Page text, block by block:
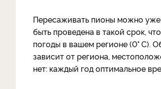
Пересаживать пионы можно уже
быть проведена в такой срок,
погоды в вашем регионе (0° С).
зависит от региона,
нет: каждый год оптимальное